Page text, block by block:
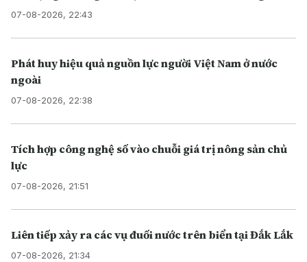
07-08-2026, 22:43
Phát huy hiệu quả nguồn lực người Việt Nam ở nước
ngoài
07-08-2026, 22:38
Tích hợp công nghệ số vào chuỗi giá trị nông sản chủ
lực
07-08-2026, 21:51
Liên tiếp xảy ra các vụ đuối nước trên biển tại Đắk Lắk
07-08-2026, 21:34